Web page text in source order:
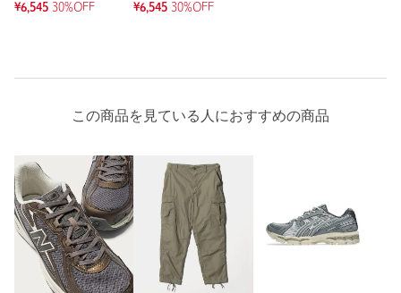
¥6,545 30%OFF
¥6,545 30%OFF
この商品を見ている人におすすめの商品